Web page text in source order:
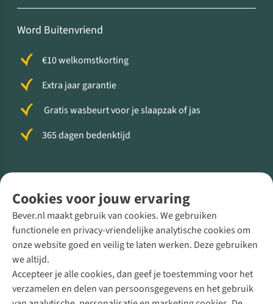
Cookies voor jouw ervaring
Bever.nl maakt gebruik van cookies. We gebruiken
functionele en privacy-vriendelijke analytische cookies om
onze website goed en veilig te laten werken. Deze gebruiken
we altijd.
Accepteer je alle cookies, dan geef je toestemming voor het
verzamelen en delen van persoonsgegevens en het gebruik
Word Buitenvriend
€10 welkomstkorting
Extra jaar garantie
Gratis wasbeurt voor je slaapzak of jas
365 dagen bedenktijd
Direct advies van een Buitenexpert
+31 (0)85 888 50 88
+31 6 12 28 49 80